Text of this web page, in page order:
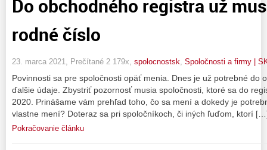
Do obchodného registra už
rodné číslo
23. marca 2021, Prečítané 2 179x, spolocnostsk Spoločnosti a firmy |
Povinnosti sa pre spoločnosti opäť menia. Dnes je už potrebné do
ďalšie údaje. Zbystriť pozornosť musia spoločnosti, ktoré sa do
2020. Prinášame vám prehľad toho, čo sa mení a dokedy je
vlastne mení? Doteraz sa pri spoločníkoch, či iných ľuďom, ktorí
Pokračovanie článku